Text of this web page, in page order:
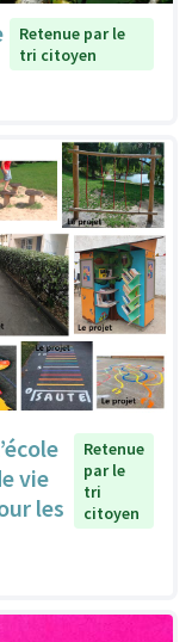
Retenue par le
tri citoyen
vie
les
Retenue
par le
tri
citoyen